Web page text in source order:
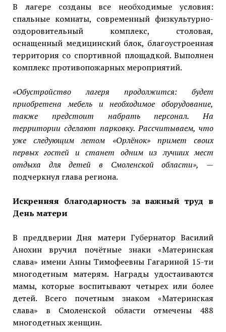
В лагере созданы все необходимые условия:
спальные комнаты, современный физкультурно-
оздоровительный комплекс, столовая,
оснащенный медицинский блок, благоустроенная
территория со спортивной площадкой. Выполнен
комплекс противопожарных мероприятий.
«Обустройство лагеря продолжится: будет
приобретена мебель и необходимое оборудование,
также предстоит набрать персонал. На
территории сделают парковку.Рассчитываем, что
уже следующим летом «Орлёнок» примет своих
первых гостей и станет одним из лучших мест
отдыха для детей в Смоленской области»,
—
подчеркнул глава региона.
Искренняя благодарность за важный труд в
День матери
В преддверии Дня матери Губернатор Василий
Анохин вручил почётные знаки «Материнская
слава» имени Анны Тимофеевны Гагариной 15-ти
многодетным матерям. Награды удостаиваются
мамы, которые воспитывают четырех или более
детей. Всего почетным знаком «Материнская
слава» в Смоленской области отмечены 488
многодетных женщин.